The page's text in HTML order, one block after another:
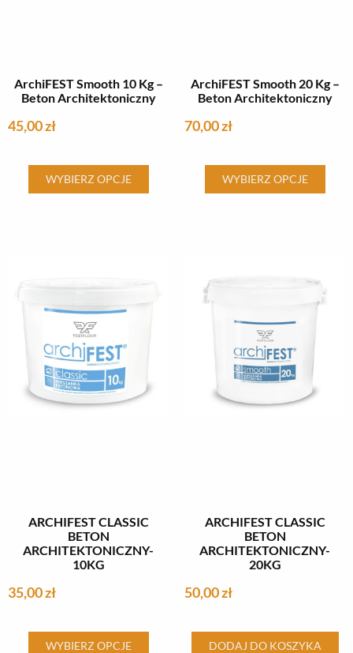
ArchiFEST Smooth 10 Kg –
Beton Architektoniczny
45,00zł
WYBIERZ OPCJE
Ten
produkt
Opcje
można
wybrać
na
stronie
produktu
ArchiFEST Smooth 20 Kg –
Beton Architektoniczny
70,00zł
WYBIERZ OPCJE
Ten
produkt
wybrać
na
stronie
produktu
ARCHIFEST CLASSIC
BETON
ARCHITEKTONICZNY-
10KG
35,00zł
WYBIERZ OPCJE
Ten
ARCHIFEST CLASSIC
BETON
ARCHITEKTONICZNY-
20KG
50,00zł
DODAJ DO KOSZYKA